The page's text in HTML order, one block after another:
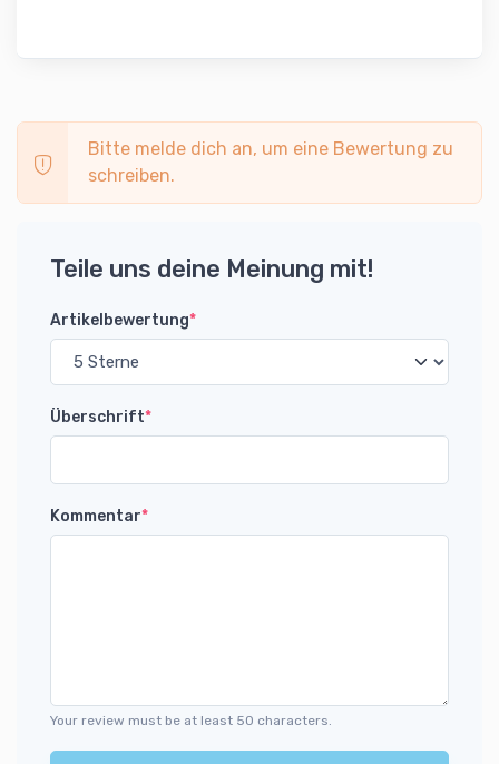
Bitte melde dich an, um eine Bewertung zu
schreiben.
Teile uns deine Meinung mit!
Artikelbewertung*
Überschrift*
Kommentar*
Your review must be at least 50 characters.